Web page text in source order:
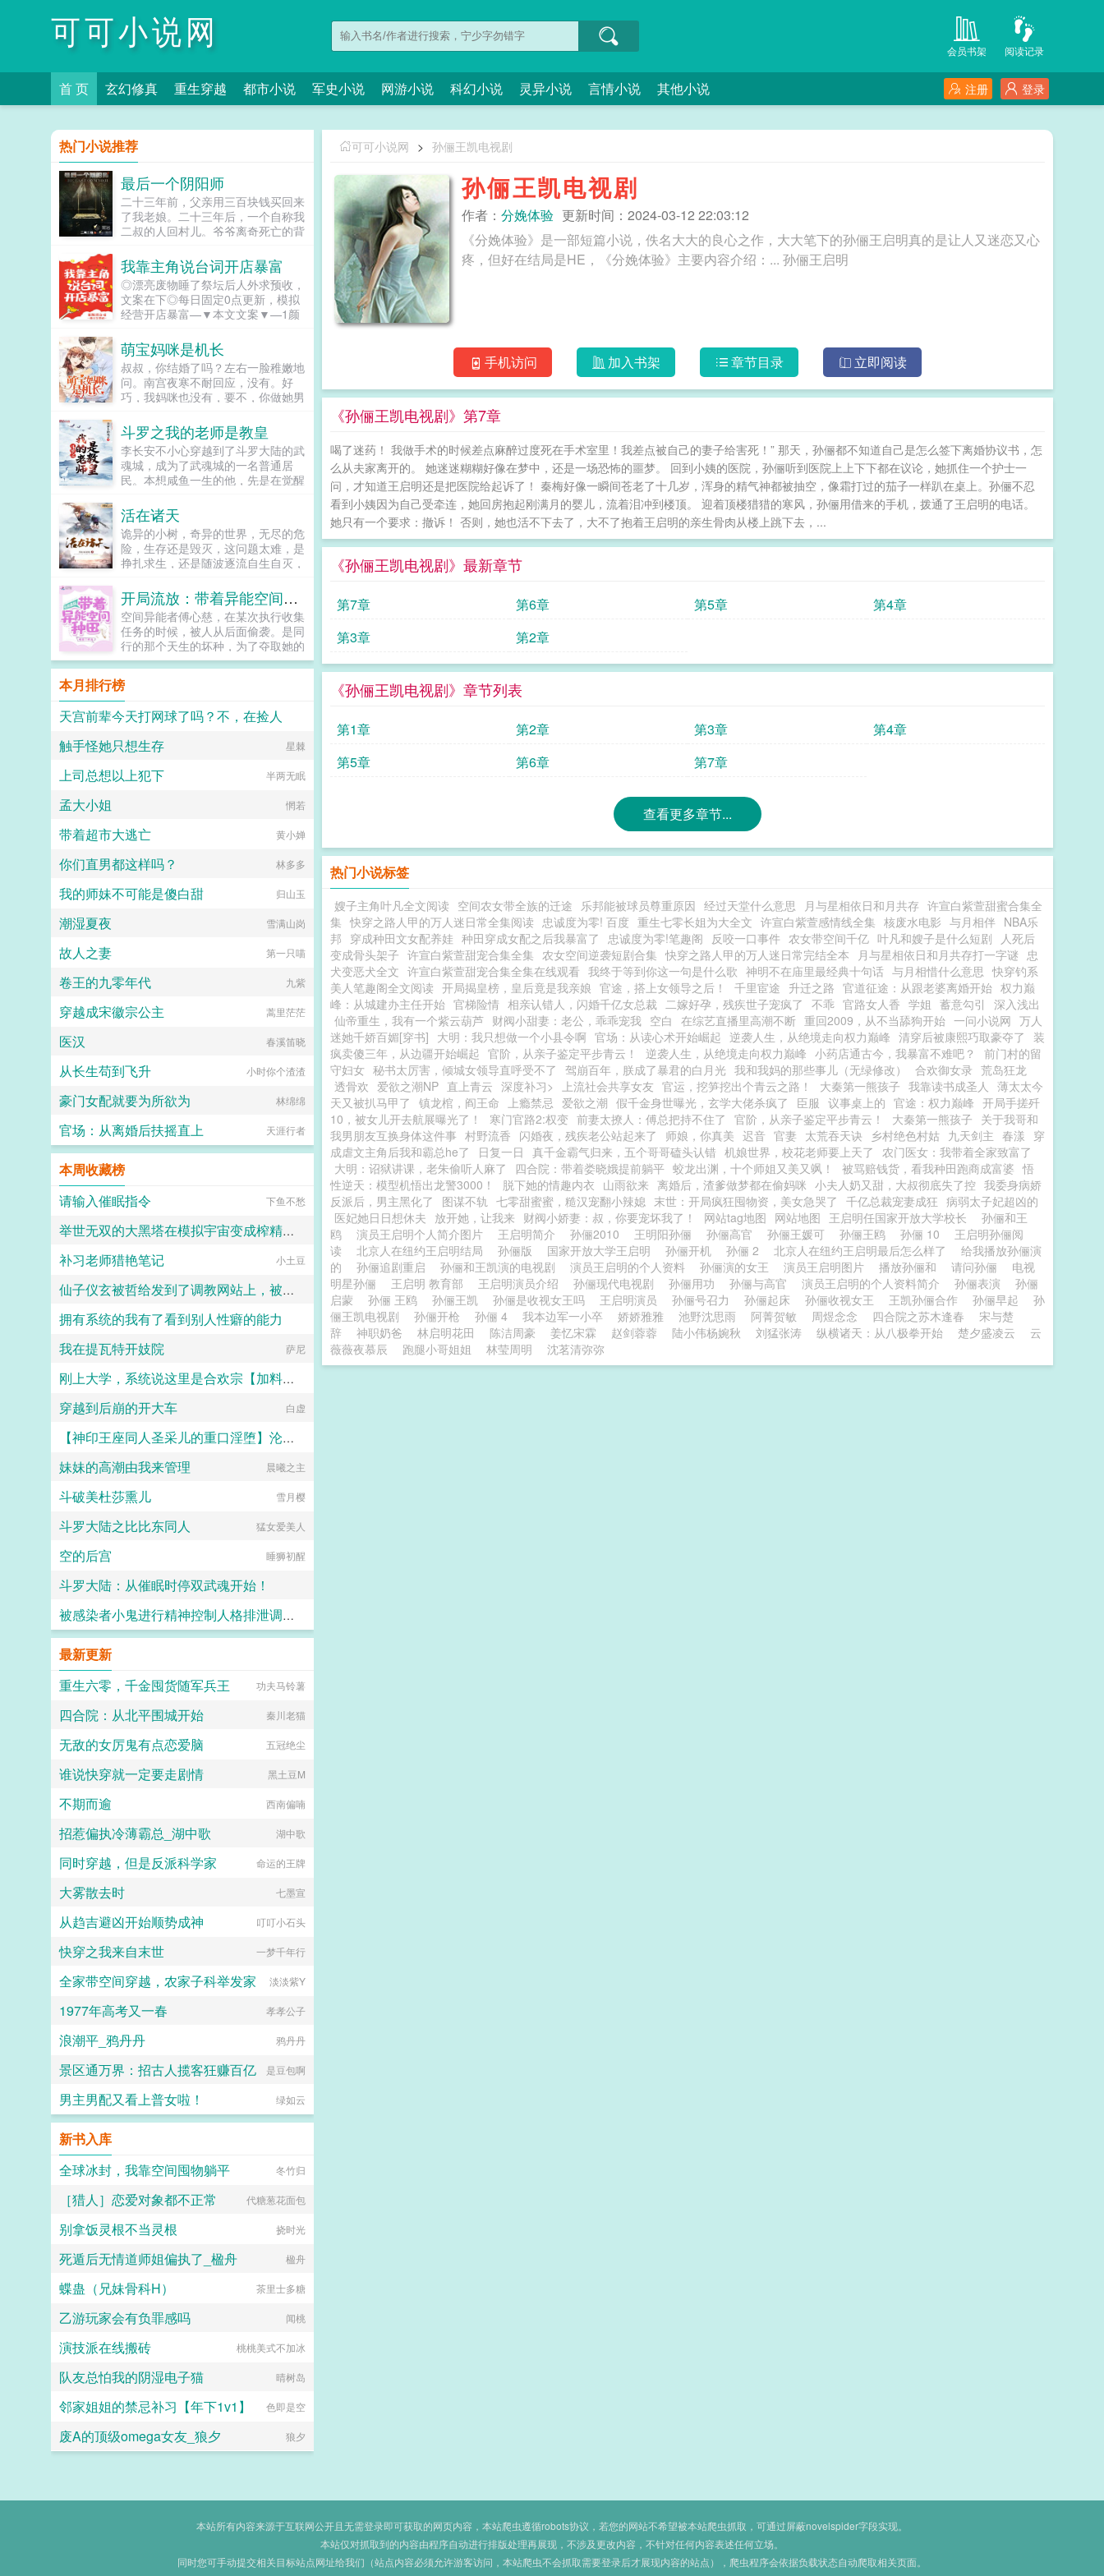
可可小说网 阅读记录
会员书架
首 页 玄幻修真 重生穿越 都市小说 军史小说 网游小说 科幻小说 灵异小说 言情小说 其他小说 登录
注册
可可小说网 > 孙俪王凯电视剧
孙俪王凯电视剧
作者： 分娩体验 更新时间：2024-03-12 22:03:12
《分娩体验》是一部短篇小说，佚名大大的良心之作，大大笔下的孙俪王启明真的是让人又迷恋又心
疼，但好在结局是HE，《分娩体验》主要内容介绍：... 孙俪王启明
手机访问 加入书架 章节目录 立即阅读
《孙俪王凯电视剧》第7章
喝了迷药！ 我做手术的时候差点麻醉过度死在手术室里！我差点被自己的妻子给害死！” 那天，孙俪都不知道自己是怎么签下离婚协议书，怎
么从夫家离开的。 她迷迷糊糊好像在梦中，还是一场恐怖的噩梦。 回到小姨的医院，孙俪听到医院上上下下都在议论，她抓住一个护士一
问，才知道王启明还是把医院给起诉了！ 秦梅好像一瞬间苍老了十几岁，浑身的精气神都被抽空，像霜打过的茄子一样趴在桌上。孙俪不忍
看到小姨因为自己受牵连，她回房抱起刚满月的婴儿，流着泪冲到楼顶。 迎着顶楼猎猎的寒风，孙俪用借来的手机，拨通了王启明的电话。
她只有一个要求：撤诉！ 否则，她也活不下去了，大不了抱着王启明的亲生骨肉从楼上跳下去，...
《孙俪王凯电视剧》最新章节
第7章 第6章 第5章
第4章
第3章
第2章
《孙俪王凯电视剧》章节列表
第1章 第2章 第3章
第4章
第5章
第6章 第7章
查看更多章节...
热门小说标签
嫂子主角叶凡全文阅读 空间农女带全族的迁途 乐邦能被球员尊重原因 经过天堂什么意思 月与星相依日和月共存 许宣白紫萱甜蜜合集全
集 快穿之路人甲的万人迷日常全集阅读 忠诚度为零! 百度 重生七零长姐为大全文 许宣白紫萱感情线全集 核废水电影 与月相伴 NBA乐
邦 穿成种田文女配养娃 种田穿成女配之后我暴富了 忠诚度为零!笔趣阁 反咬一口事件 农女带空间千亿 叶凡和嫂子是什么短剧
人死后
变成骨头架子 许宣白紫萱甜宠合集全集 农女空间逆袭短剧合集 快穿之路人甲的万人迷日常完结全本 月与星相依日和月共存打一字谜 忠
犬变恶犬全文 许宣白紫萱甜宠合集全集在线观看 我终于等到你这一句是什么歌 神明不在庙里最经典十句话 与月相惜什么意思 快穿钓系
美人笔趣阁全文阅读 开局揭皇榜，皇后竟是我亲娘 官途，搭上女领导之后！ 千里宦途 升迁之路 官道征途：从跟老婆离婚开始 权力巅
峰：从城建办主任开始 官梯险情 相亲认错人，闪婚千亿女总裁 二嫁好孕，残疾世子宠疯了 不乖 官路女人香 学姐 蓄意勾引
深入浅出
仙帝重生，我有一个紫云葫芦 财阀小甜妻：老公，乖乖宠我 空白 在综艺直播里高潮不断 重回2009，从不当舔狗开始 一问小说网 万人
迷她千娇百媚[穿书] 大明：我只想做一个小县令啊 官场：从读心术开始崛起 逆袭人生，从绝境走向权力巅峰 清穿后被康熙巧取豪夺了 装
疯卖傻三年，从边疆开始崛起 官阶，从亲子鉴定平步青云！ 逆袭人生，从绝境走向权力巅峰 小药店通古今，我暴富不难吧？
前门村的留
守妇女 秘书太厉害，倾城女领导直呼受不了 驾崩百年，朕成了暴君的白月光 我和我妈的那些事儿（无绿修改） 合欢御女录 荒岛狂龙
透骨欢 爱欲之潮NP 直上青云 深度补习> 上流社会共享女友 官运，挖笋挖出个青云之路！ 大秦第一熊孩子 我靠读书成圣人 薄太太今
天又被扒马甲了 镇龙棺，阎王命 上瘾禁忌 爱欲之潮 假千金身世曝光，玄学大佬杀疯了 臣服 议事桌上的 官途：权力巅峰 开局手搓歼
10，被女儿开去航展曝光了！
寒门官路2:权变 前妻太撩人：傅总把持不住了 官阶，从亲子鉴定平步青云！ 大秦第一熊孩子 关于我哥和
我男朋友互换身体这件事 村野流香 闪婚夜，残疾老公站起来了 师娘，你真美 迟音 官妻 太荒吞天诀 乡村绝色村姑 九天剑主 春漾 穿
成虐文主角后我和霸总he了
日复一日 真千金霸气归来，五个哥哥磕头认错 机娘世界，校花老师要上天了 农门医女：我带着全家致富了
大明：诏狱讲课，老朱偷听人麻了
四合院：带着娄晓娥提前躺平 蛟龙出渊，十个师姐又美又飒！ 被骂赔钱货，看我种田跑商成富婆 悟
性逆天：模型机悟出龙警3000！
脱下她的情趣内衣 山雨欲来 离婚后，渣爹做梦都在偷妈咪 小夫人奶又甜，大叔彻底失了控 我委身病娇
反派后，男主黑化了
图谋不轨 七零甜蜜蜜，糙汉宠翻小辣媳 末世：开局疯狂囤物资，美女急哭了 千亿总裁宠妻成狂 病弱太子妃超凶的
医妃她日日想休夫 放开她，让我来 财阀小娇妻：叔，你要宠坏我了！ 网站tag地图 网站地图 王启明任国家开放大学校长
孙俪和王
鸥
演员王启明个人简介图片 王启明简介 孙俪2010 王明阳孙俪 孙俪高官 孙俪王媛可 孙俪王鸥 孙俪 10
王启明孙俪阅
读
北京人在纽约王启明结局 孙俪版 国家开放大学王启明 孙俪开机 孙俪 2 北京人在纽约王启明最后怎么样了
给我播放孙俪演
的
孙俪追剧重启 孙俪和王凯演的电视剧 演员王启明的个人资料 孙俪演的女王 演员王启明图片 播放孙俪和 请问孙俪
电视
明星孙俪
王启明 教育部 王启明演员介绍 孙俪现代电视剧 孙俪用功 孙俪与高官 演员王启明的个人资料简介 孙俪表演
孙俪
启蒙
孙俪 王鸥 孙俪王凯 孙俪是收视女王吗 王启明演员 孙俪号召力 孙俪起床 孙俪收视女王 王凯孙俪合作 孙俪早起
孙
俪王凯电视剧
孙俪开枪 孙俪 4 我本边军一小卒 娇娇雅雅 池野沈思雨 阿菁贺敏 周煜念念 四合院之苏木逢春
宋与楚
辞
神职奶爸 林启明花田 陈洁周豪 姜忆宋霖 赵剑蓉蓉 陆小伟杨婉秋 刘猛张涛 纵横诸天：从八极拳开始 楚夕盛凌云
云
薇薇夜慕辰
跑腿小哥姐姐 林莹周明 沈茗清弥弥
热门小说推荐
最后一个阴阳师
二十三年前，父亲用三百块钱买回来
了我老娘。二十三年后，一个自称我
二叔的人回村儿。爷爷离奇死亡的背
个平凡的少年，如何在一片惊险之
中，如何步步为营揭开本不该被揭开
的真相。丰都鬼城，神域昆仑，史前
神农架，神秘的空间，消失的宗教，
神族的后裔，这一切之间又有什么联
千古之谜之中。...
我靠主角说台词开店暴富
◎漂亮废物睡了祭坛后人外求预收，
文案在下◎每日固定0点更新，模拟
经营开店暴富—▼本文文案▼—1颜
虽然觉醒了自我意识，虽然还有一个
名为...
萌宝妈咪是机长
叔叔，你结婚了吗？左右一脸稚嫩地
问。南宫夜寒不耐回应，没有。好
巧，我妈咪也没有，要不，你做她男
歉，我不缺女朋友。某男拽拽地道。
左右不死心，叔叔，我跟你保证，我
妈咪绝对是特殊的。嗯！可不是特殊
的吗？某日，南宫夜寒冲着左安安大
吼。可恶的女人，你竟然告诉儿子，
少无知过，麻烦把那一份陈年的离婚
协议签一签各位书友要是觉得萌宝妈
咪是机长还不错的话请不要忘记向您
QQ群和微博里的朋友推荐哦！...
斗罗之我的老师是教皇
李长安不小心穿越到了斗罗大陆的武
魂城，成为了武魂城的一名普通居
民。本想咸鱼一生的他，先是在觉醒
又因为觉醒了双生武魂被比比东收为
弟子。温柔可爱的老师比比东，妩媚
诱人的胡列娜，还有美丽动人的小舞
李长安我不是渣，我只是想给这些女
孩一个家！（半无敌，轻松日常爽
勿喷，催更群，1062284823）...
活在诸天
诡异的小树，奇异的世界，无尽的危
险，生存还是毁灭，这问题太难，是
挣扎求生，还是随波逐流自生自灭，
300418330...
开局流放：带着异能空间种田
空间异能者傅心慈，在某次执行收集
任务的时候，被人从后面偷袭。是同
行的那个天生的坏种，为了夺取她的
随身空间，对她下的黑手。
ampampbramplt 傅心慈那能行
么？姑奶奶跟你拼了。
ampampbramplt 她宁愿鱼死网
破，也不会把自己的空...
本月排行榜
天宫前辈今天打网球了吗？不，在捡人
椰奶烤茶
触手怪她只想生存 星棘
上司总想以上犯下 半两无眠
孟大小姐 惘若
带着超市大逃亡 黄小婵
你们直男都这样吗？ 林多多
我的师妹不可能是傻白甜 归山玉
潮湿夏夜 雪满山岗
故人之妻 第一只喵
卷王的九零年代 九紫
穿越成宋徽宗公主 蒿里茫茫
医汉 春溪笛晓
从长生苟到飞升 小时你个渣渣
豪门女配就要为所欲为 林绵绵
官场：从离婚后扶摇直上 天涯行者
本周收藏榜
请输入催眠指令
下鱼不愁
举世无双的大黑塔在模拟宇宙变成榨精痴女
我将点燃大海
补习老师猎艳笔记 小土豆
仙子仪玄被哲给发到了调教网站上，被收养者给调教成家猫
卷心菜营养餐
拥有系统的我有了看到别人性癖的能力
橘子不爱吃的是みかん
我在提瓦特开妓院 萨尼
刚上大学，系统说这里是合欢宗【加料版】
大鹅
穿越到后崩的开大车 白虚
【神印王座同人圣采儿的重口淫堕】沦为俘虏的轮回圣女被迫认老黑鬼为主，遭受折磨身心
黑星
妹妹的高潮由我来管理 晨曦之主
斗破美杜莎熏儿 雪月樱
斗罗大陆之比比东同人 猛女爱美人
空的后宫 睡狮初醒
斗罗大陆：从催眠时停双武魂开始！
_木子林夕
被感染者小鬼进行精神控制人格排泄调教，并彻底崩坏堕落的水月安塞尔
最新更新
重生六零，千金囤货随军兵王
功夫马铃薯
四合院：从北平围城开始 秦川老猫
无敌的女厉鬼有点恋爱脑 五冠绝尘
谁说快穿就一定要走剧情 黑土豆M
不期而逾 西南偏喃
招惹偏执冷薄霸总_湖中歌 湖中歌
同时穿越，但是反派科学家 命运的王牌
大雾散去时 七墨宣
从趋吉避凶开始顺势成神 叮叮小石头
快穿之我来自末世 一梦千年行
全家带空间穿越，农家子科举发家 淡淡紫Y
1977年高考又一春 孝孝公子
浪潮平_鸦丹丹 鸦丹丹
景区通万界：招古人揽客狂赚百亿 是豆包啊
男主男配又看上普女啦！ 绿如云
新书入库
全球冰封，我靠空间囤物躺平
冬竹归
［猎人］恋爱对象都不正常 代糖葱花面包
别拿饭灵根不当灵根 挠时光
死遁后无情道师姐偏执了_楹舟 楹舟
蝶蛊（兄妹骨科H） 茶里士多糖
乙游玩家会有负罪感吗 闻桃
演技派在线搬砖 桃桃美式不加冰
队友总怕我的阴湿电子猫 晴树岛
邻家姐姐的禁忌补习【年下1v1】 色即是空
废A的顶级omega女友_狼夕 狼夕
本站所有内容来源于互联网公开且无需登录即可获取的网页内容，本站爬虫遵循robots协议，若您的网站不希望被本站爬虫抓取，可通过屏蔽novelspider字段实现。
本站仅对抓取到的内容由程序自动进行排版处理再展现，不涉及更改内容，不针对任何内容表述任何立场。
同时您可手动提交相关目标站点网址给我们（站点内容必须允许游客访问，本站爬虫不会抓取需要登录后才展现内容的站点），爬虫程序会依据负载状态自动爬取相关页面。